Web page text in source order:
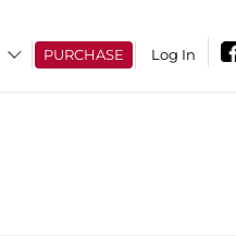
PURCHASE Log In